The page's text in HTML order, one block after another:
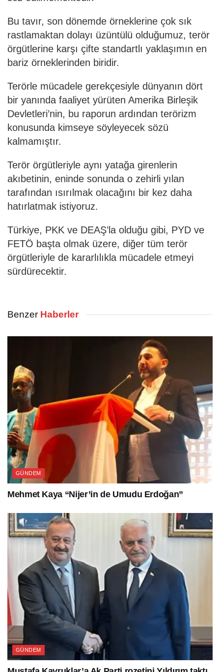
Bu tavır, son dönemde örneklerine çok sık
rastlamaktan dolayı üzüntülü olduğumuz, terör
örgütlerine karşı çifte standartlı yaklaşımın en
bariz örneklerinden biridir.
Terörle mücadele gerekçesiyle dünyanın dört
bir yanında faaliyet yürüten Amerika Birleşik
Devletleri’nin, bu raporun ardından terörizm
konusunda kimseye söyleyecek sözü
kalmamıştır.
Terör örgütleriyle aynı yatağa girenlerin
akıbetinin, eninde sonunda o zehirli yılan
tarafından ısırılmak olacağını bir kez daha
hatırlatmak istiyoruz.
Türkiye, PKK ve DEAŞ’la olduğu gibi, PYD ve
FETÖ başta olmak üzere, diğer tüm terör
örgütleriyle de kararlılıkla mücadele etmeyi
sürdürecektir.
Benzer Haberler
GÜNDEM
Mehmet Kaya “Nijer’in de Umudu Erdoğan”
GÜNDEM